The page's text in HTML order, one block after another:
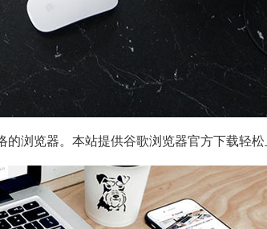
浏览器。本站提供谷歌浏览器官方下载轻松